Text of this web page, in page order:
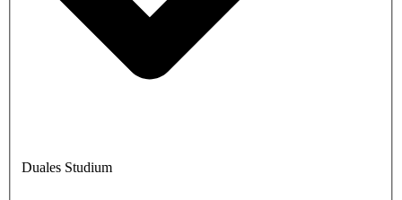
Duales Studium